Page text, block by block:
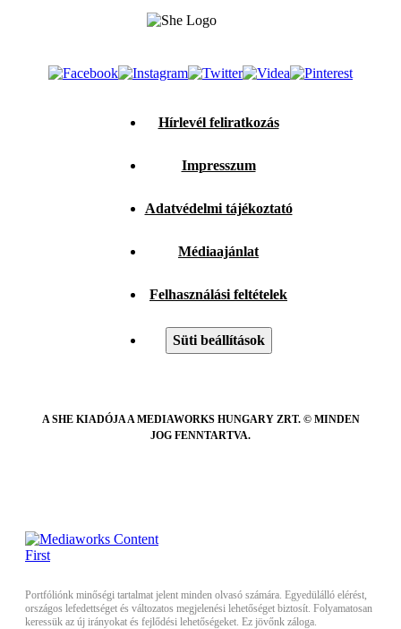
Hírlevél feliratkozás
Impresszum
Adatvédelmi tájékoztató
Médiaajánlat
Felhasználási feltételek
Süti beállítások
A SHE KIADÓJA A MEDIAWORKS HUNGARY ZRT. © MINDEN
JOG FENNTARTVA.
Portfóliónk minőségi tartalmat jelent minden olvasó számára. Egyedülálló elérést,
országos lefedettséget és változatos megjelenési lehetőséget biztosít. Folyamatosan
keressük az új irányokat és fejlődési lehetőségeket. Ez jövőnk záloga.